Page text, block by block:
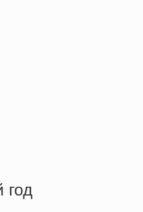
год